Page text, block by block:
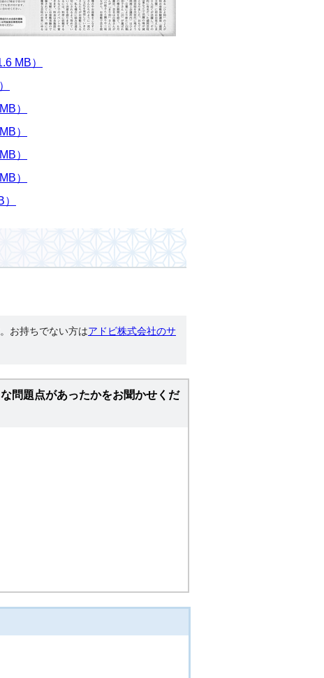
MB）
）
）
）
）
お持ちでない方はアドビ株式会社のサ
問題点があったかをお聞かせくだ